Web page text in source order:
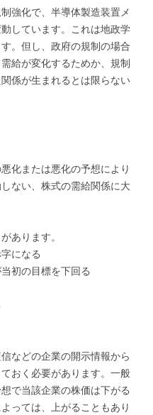
強化で、半導体製造装置メ
しています。これは地政学
。但し、政府の規制の場合
給が変化するためか、規制
係が生まれるとは限らない
化または悪化の予想により
ない、株式の需給関係に大
あります。
になる
初の目標を下回る
などの企業の開示情報から
おく必要があります。一般
で当該企業の株価は下がる
っては、上がることもあり